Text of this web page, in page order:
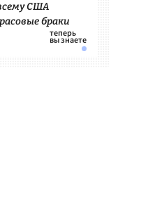
США
браки